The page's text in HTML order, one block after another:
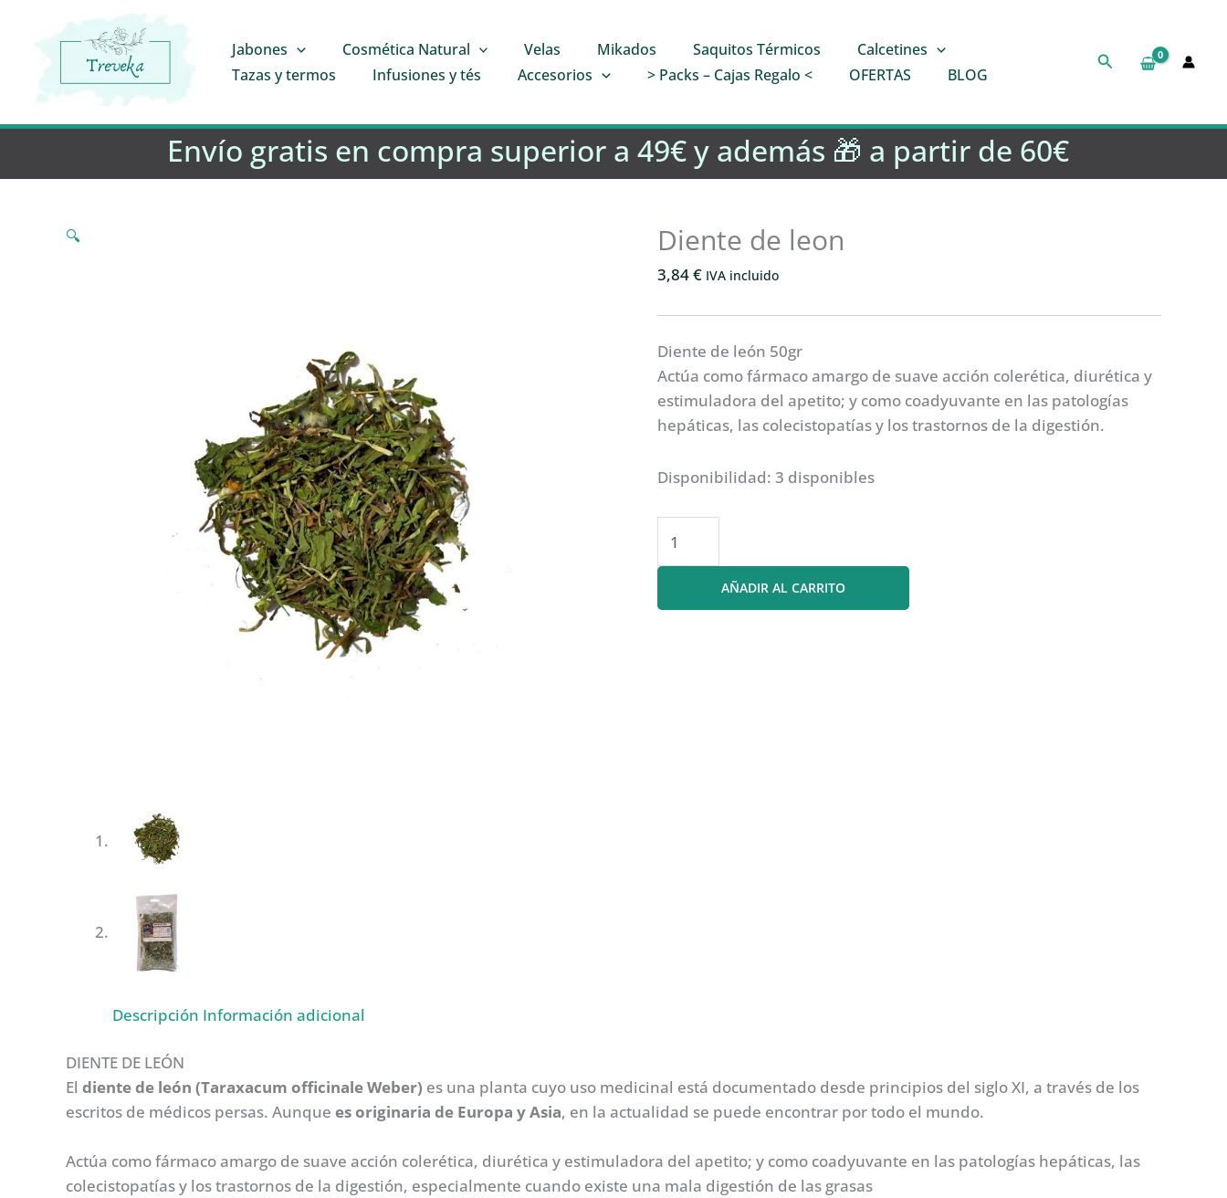
contenido
Jabones Cosmética Natural Velas Mikados Saquitos Térmicos
Calcetines
Tazas y termos
Infusiones y tés Accesorios > Packs – Cajas Regalo < OFERTAS BLOG
Buscar
Envío gratis en compra superior a 49€ y además 🎁 a partir de 60€
🔍 Diente de leon
3,84€ IVA incluido
Diente de león 50gr
Actúa como fármaco amargo de suave acción colerética, diurética y
estimuladora del apetito; y como coadyuvante en las patologías
hepáticas, las colecistopatías y los trastornos de la digestión.
Disponibilidad: 3 disponibles
de
cantidad
AÑADIR AL CARRITO
Descripción Información adicional
DIENTE DE LEÓN
El diente de león (Taraxacum officinale Weber) es una planta cuyo uso medicinal está documentado desde principios del siglo XI, a través de los
escritos de médicos persas. Aunque es originaria de Europa y Asia, en la actualidad se puede encontrar por todo el mundo.
Actúa como fármaco amargo de suave acción colerética, diurética y estimuladora del apetito; y como coadyuvante en las patologías hepáticas, las
colecistopatías y los trastornos de la digestión, especialmente cuando existe una mala digestión de las grasas